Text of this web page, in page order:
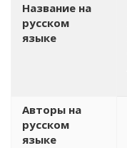
Название на
русском
языке
Авторы на
русском
языке